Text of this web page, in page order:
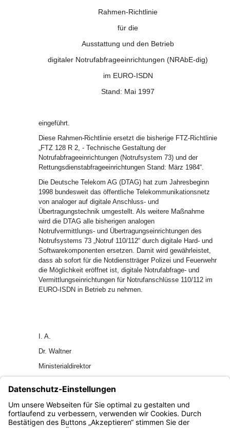
Rahmen-Richtlinie
für die
Ausstattung und den Betrieb
digitaler Notrufabfrageeinrichtungen (NRAbE-dig)
im EURO-ISDN
Stand: Mai 1997
eingeführt.
Diese Rahmen-Richtlinie ersetzt die bisherige FTZ-Richtlinie
„FTZ 128 R 2, - Technische Gestaltung der
Notrufabfrageeinrichtungen (Notrufsystem 73) und der
Rettungsdienstabfrageeinrichtungen Stand: März 1984“.
Die Deutsche Telekom AG (DTAG) hat zum Jahresbeginn
1998 bundesweit das öffentliche Telekommunikationsnetz
von analoger auf digitale Anschluss- und
Übertragungstechnik umgestellt. Als weitere Maßnahme
wird die DTAG alle bisherigen analogen
Notrufvermittlungs- und Übertragungseinrichtungen des
Notrufsystems 73 „Notruf 110/112“ durch digitale Hard- und
Softwarekomponenten ersetzen. Damit wird gewährleistet,
dass ab sofort für die Notdienstträger Polizei und Feuerwehr
die Möglichkeit eröffnet ist, digitale Notrufabfrage- und
Vermittlungseinrichtungen für Notrufanschlüsse 110/112 im
EURO-ISDN in Betrieb zu nehmen.
I. A.
Dr. Waltner
Ministerialdirektor
GAPl 0266 AllMBl 1998 S. 260